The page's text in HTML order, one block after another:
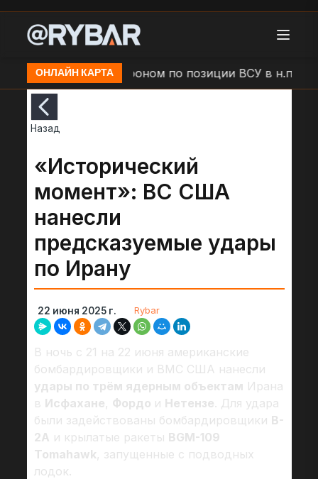
ОНЛАЙН КАРТА
Удар дроном по позиции ВСУ в н.п.
Назад
«Исторический
момент»: ВС США
нанесли
предсказуемые удары
по Ирану
22 июня 2025 г. Rybar
В ночь с 21 на 22 июня американские
бомбардировщики и ВМС США нанесли
удары по трём ядерным объектам Ирана
в Исфахане, Фордо и Нетензе. Для удара
были задействованы бомбардировщики B-
2A и крылатые ракеты BGM-109
Tomahawk, запущенные с подводных
лодок.